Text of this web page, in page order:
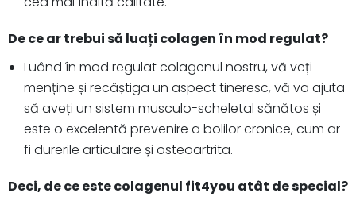
De ce ar trebui să luați colagen în mod regulat?
Luând în mod regulat colagenul nostru, vă veți
menține și recâștiga un aspect tineresc, vă va ajuta
să aveți un sistem musculo-scheletal sănătos și
este o excelentă prevenire a bolilor cronice, cum ar
fi durerile articulare și osteoartrita.
Deci, de ce este colagenul fit4you atât de special?